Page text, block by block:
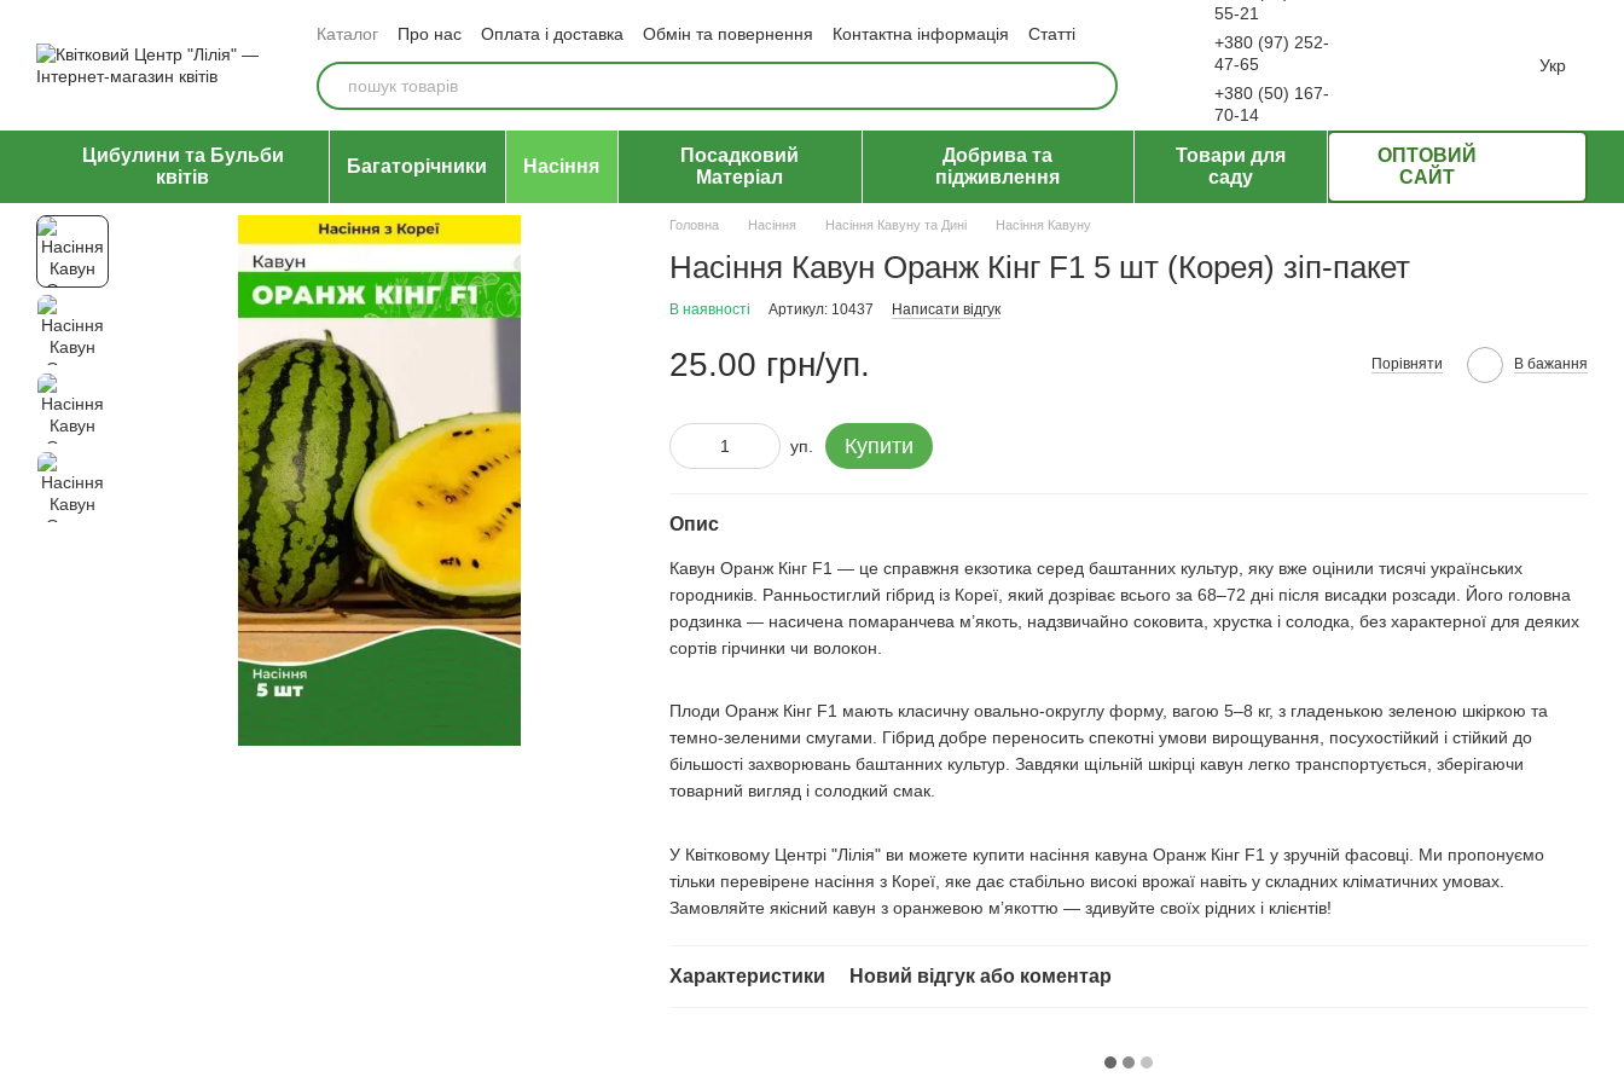
Каталог Про нас Оплата і доставка Обмін та повернення Контактна інформація
Статті
Відгуки про магазин
Угода користувача Політика конфіденційності Договір публічної оферти
55-21
+380 (97) 252-
47-65
+380 (50) 167-
70-14
Укр
Цибулини та Бульби
квітів
Багаторічники Насіння
Посадковий
Матеріал
Добрива та
підживлення
Товари для
саду
ОПТОВИЙ
САЙТ
Головна Насіння Насіння Кавуну та Дині Насіння Кавуну
Насіння Кавун Оранж Кінг F1 5 шт (Корея) зіп-пакет
В наявності Артикул: 10437 Написати відгук
25.00 грн/уп. Порівняти В бажання
уп. Купити
Опис
Кавун Оранж Кінг F1 — це справжня екзотика серед баштанних культур, яку вже оцінили тисячі українських
городників. Ранньостиглий гібрид із Кореї, який дозріває всього за 68–72 дні після висадки розсади. Його головна
родзинка — насичена помаранчева м’якоть, надзвичайно соковита, хрустка і солодка, без характерної для деяких
сортів гірчинки чи волокон.
Плоди Оранж Кінг F1 мають класичну овально-округлу форму, вагою 5–8 кг, з гладенькою зеленою шкіркою та
темно-зеленими смугами. Гібрид добре переносить спекотні умови вирощування, посухостійкий і стійкий до
більшості захворювань баштанних культур. Завдяки щільній шкірці кавун легко транспортується, зберігаючи
товарний вигляд і солодкий смак.
У Квітковому Центрі "Лілія" ви можете купити насіння кавуна Оранж Кінг F1 у зручній фасовці. Ми пропонуємо
тільки перевірене насіння з Кореї, яке дає стабільно високі врожаї навіть у складних кліматичних умовах.
Замовляйте якісний кавун з оранжевою м’якоттю — здивуйте своїх рідних і клієнтів!
Характеристики Новий відгук або коментар